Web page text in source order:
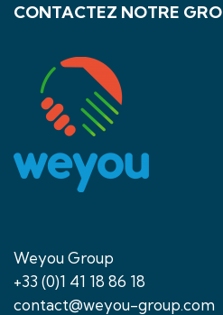
CONTACTEZ NOTRE
Weyou Group
+33 (0)1 41 18 86 18
contact@weyou-group.com